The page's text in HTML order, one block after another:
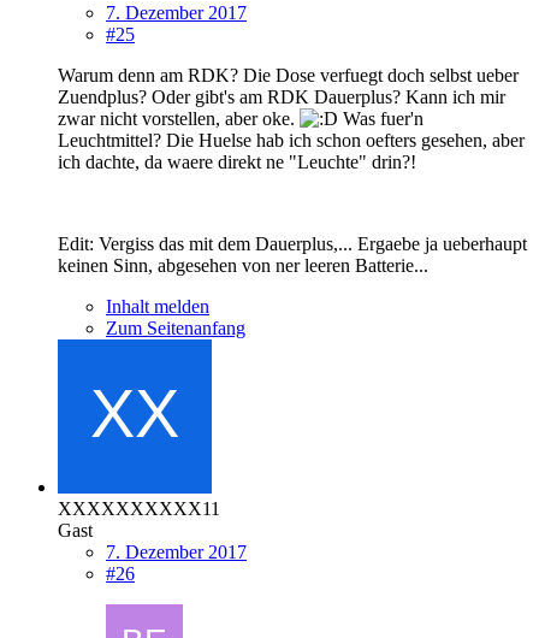
7. Dezember 2017
#25
Warum denn am RDK? Die Dose verfuegt doch selbst ueber
Zuendplus? Oder gibt's am RDK Dauerplus? Kann ich mir
zwar nicht vorstellen, aber oke.
Was fuer'n
Leuchtmittel? Die Huelse hab ich schon oefters gesehen, aber
ich dachte, da waere direkt ne "Leuchte" drin?!
Edit: Vergiss das mit dem Dauerplus,... Ergaebe ja ueberhaupt
keinen Sinn, abgesehen von ner leeren Batterie...
Inhalt melden
Zum Seitenanfang
XXXXXXXXXX11
Gast
7. Dezember 2017
#26